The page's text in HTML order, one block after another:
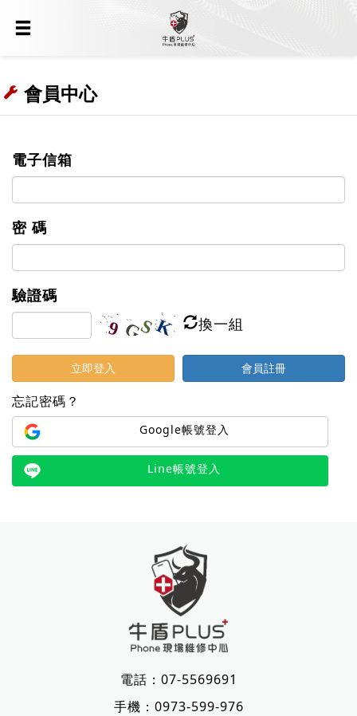
會員中心
電子信箱
密 碼
驗證碼
換一組
立即登入 會員註冊
忘記密碼？
Google帳號登入
Line帳號登入
電話： 07-5569691
手機： 0973-599-976